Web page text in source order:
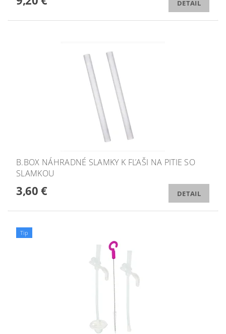
DETAIL
B.BOX NÁHRADNÉ SLAMKY K FĽAŠI NA PITIE SO
SLAMKOU
3,60 € DETAIL
Tip